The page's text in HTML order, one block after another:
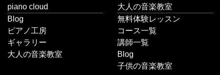
piano cloud
Blog
ピアノ工房
ギャラリー
大人の音楽教室
大人の音楽教室
無料体験レッスン
コース一覧
講師一覧
Blog
子供の音楽教室